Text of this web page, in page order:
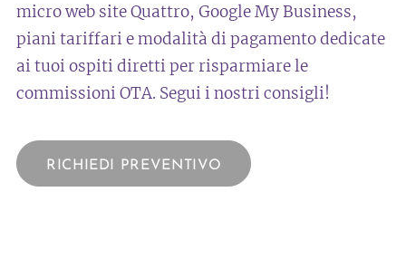
micro web site Quattro, Google My Business,
piani tariffari e modalità di pagamento dedicate
ai tuoi ospiti diretti per risparmiare le
commissioni OTA. Segui i nostri consigli!
RICHIEDI PREVENTIVO